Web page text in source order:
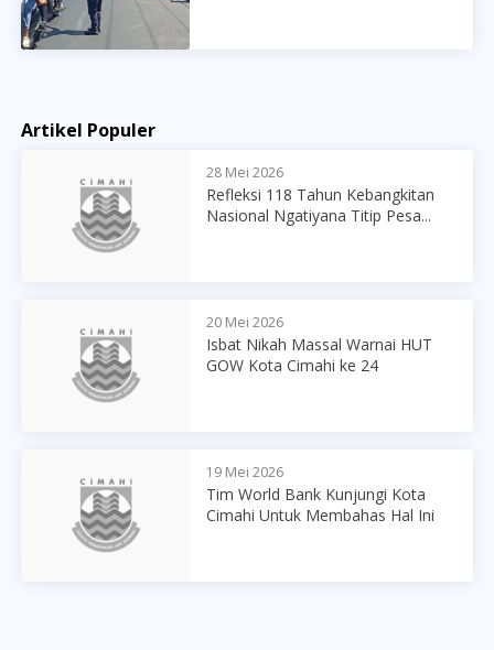
Artikel Populer
28 Mei 2026
Refleksi 118 Tahun Kebangkitan
Nasional Ngatiyana Titip Pesa...
20 Mei 2026
Isbat Nikah Massal Warnai HUT
GOW Kota Cimahi ke 24
19 Mei 2026
Tim World Bank Kunjungi Kota
Cimahi Untuk Membahas Hal Ini